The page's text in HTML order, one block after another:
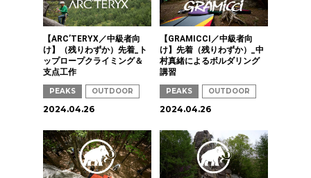
【ARC’TERYX／中級者向
け】（残りわずか）先着_ト
ップロープクライミング＆
支点工作
PEAKS OUTDOOR
2024.04.26
【GRAMICCI／中級者向
け】先着（残りわずか）_中
村真緒によるボルダリング
講習
PEAKS OUTDOOR
2024.04.26